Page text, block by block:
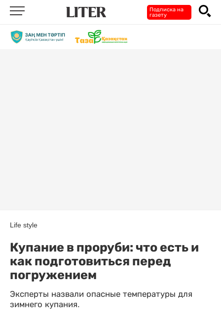
Подписка на
газету
Life style
Купание в проруби: что есть и
как подготовиться перед
погружением
Эксперты назвали опасные температуры для
зимнего купания.